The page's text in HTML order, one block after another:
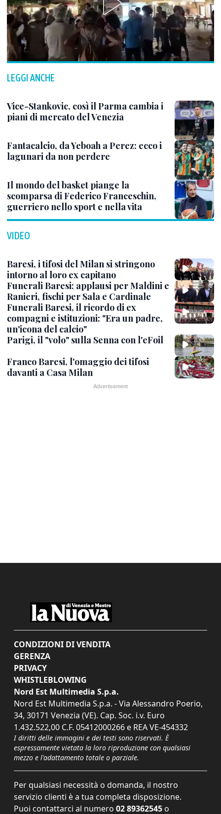
LEGGI ANCHE
Vice-Stankovic, così il Parma cambia i
piani di mercato del Venezia
Fantacalcio, da Yeboah a Perez: ecco i
lagunari da non perdere
Il mondo del basket piange la
scomparsa di Federico Franceschin,
guerriero nello sport e nella vita
VIDEO
Baresi, i tifosi del Milan si stringono
intorno al loro ex capitano
Funerali Baresi: applausi per Maldini e
Ranieri, fischi per Sala e Cardinale
Funerali Baresi, il ricordo di ex
compagni e istituzioni: "Era un padre,
un'icona del calcio"
Parigi, il "volo" sulla Senna con l'eFoil
Franco Baresi, l'omaggio dei tifosi
davanti a Casa Milan
CONDIZIONI DI VENDITA
GERENZA
PRIVACY
WHISTLEBLOWING
Nord Est Multimedia S.p.a.
Nord Est Multimedia S.p.a. - Via Alessandro Poerio,
34, 30171 Venezia (VE). Cap. Soc. i.v. Euro
1.432.522,00 C.F. 05412000266 e REA VE-454332
I diritti delle immagini e dei testi sono riservati. È
espressamente vietata la loro riproduzione con qualsiasi
mezzo e l'adattamento totale o parziale.
Per qualsiasi necessità o domanda, il nostro
servizio clienti è a tua completa disposizione.
Puoi contattarci al numero 02 89362545 o